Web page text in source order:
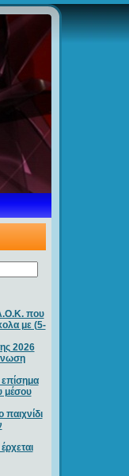
που
με (5-
2026
μέσου